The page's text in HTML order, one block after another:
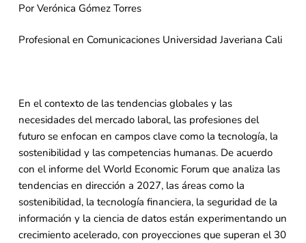
Por Verónica Gómez Torres
Profesional en Comunicaciones Universidad Javeriana Cali
En el contexto de las tendencias globales y las
necesidades del mercado laboral, las profesiones del
futuro se enfocan en campos clave como la tecnología, la
sostenibilidad y las competencias humanas. De acuerdo
con el informe del World Economic Forum que analiza las
tendencias en dirección a 2027, las áreas como la
sostenibilidad, la tecnología financiera, la seguridad de la
información y la ciencia de datos están experimentando un
crecimiento acelerado, con proyecciones que superan el 30